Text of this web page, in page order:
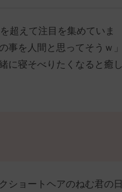
超えて注目を集めていま
事を人間と思ってそうｗ」
に寝そべりたくなると癒し
ショートヘアのねむ君の日